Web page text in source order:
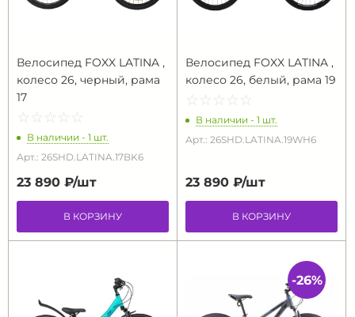
Велосипед FOXX LATINA ,
колесо 26, черный, рама
17
☆ ☆ ☆ ☆ ☆
★ ★ ★ ★ ★
В наличии - 1 шт.
Арт.: 26SHD.LATINA.17BK6
23 890 ₽/шт
В КОРЗИНУ
Велосипед FOXX LATINA ,
колесо 26, белый, рама 19
☆ ☆ ☆ ☆ ☆
★ ★ ★ ★ ★
В наличии - 1 шт.
Арт.: 26SHD.LATINA.19WH6
23 890 ₽/шт
В КОРЗИНУ
-26%